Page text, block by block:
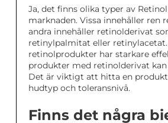
Ja, det finns olika typer av
marknaden. Vissa innehåller ren
andra innehåller retinolderivat
retinylpalmitat eller retinylacetat.
retinolprodukter har starkare
produkter med retinolderivat kan
Det är viktigt att hitta en
hudtyp och toleransnivå.
Finns det några